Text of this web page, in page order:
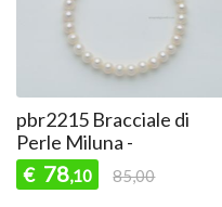
pbr2215 Bracciale di
Perle Miluna -
€ 78,10 85,00